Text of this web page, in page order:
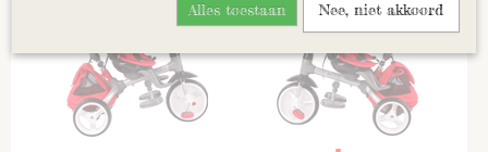
Alles toestaan Nee, niet akkoord